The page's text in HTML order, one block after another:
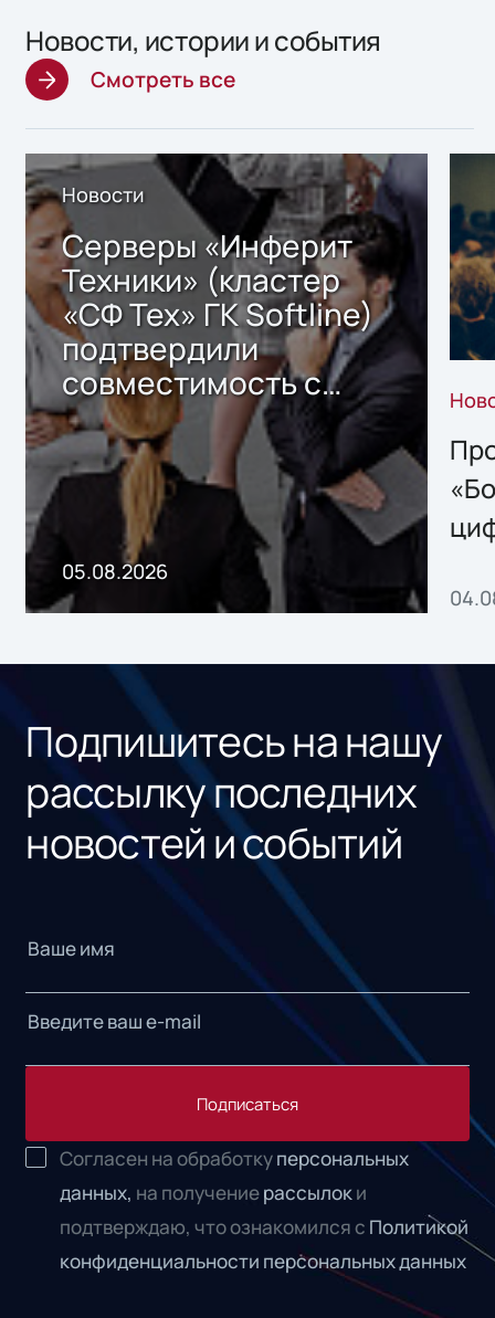
Новости, истории и события
Смотреть все
Новости
Серверы «Инферит
Техники» (кластер
«СФ Тех» ГК Softline)
подтвердили
совместимость с
решением Sharx
Storage 2.x для
хранения данных
05.08.2026
Подпишитесь на нашу
рассылку последних
новостей и событий
Подписаться
Согласен на обработкуперсональных
данных, на получениерассылоки
подтверждаю, что ознакомился с Политикой
конфиденциальности персональных данных